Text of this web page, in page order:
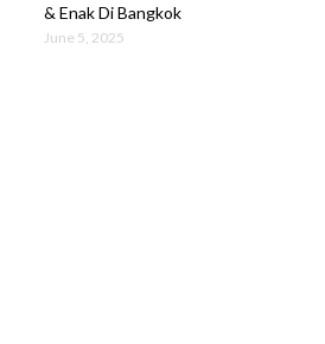
& Enak Di Bangkok
June 5, 2025